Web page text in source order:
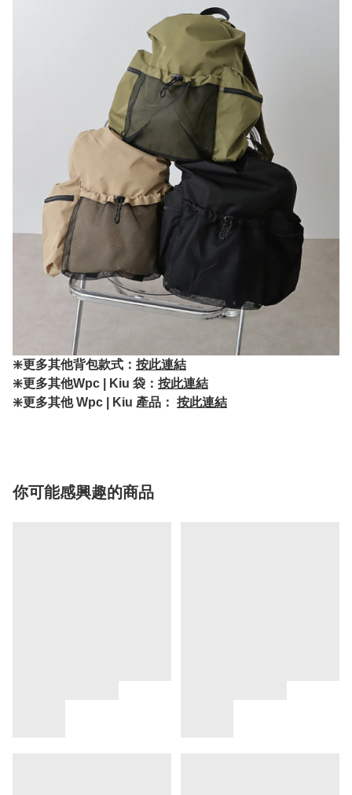
❇️更多其他背包款式： 按此連結
❇️更多其他Wpc | Kiu 袋： 按此連結
❇️更多其他 Wpc | Kiu 產品： 按此連結
你可能感興趣的商品